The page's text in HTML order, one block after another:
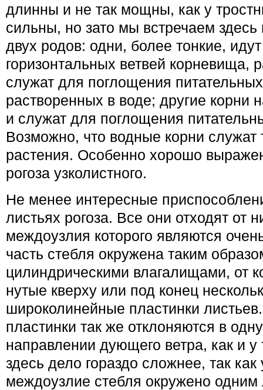
длинны и не так мощны, как у
сильны, но зато мы встречаем
двух родов: одни, более тонкие,
горизонтальных ветвей корневища,
служат для поглощения
растворенных в воде; другие корни
и служат для поглоще­ния
Возможно, что водные корни
расте­ния. Особенно хорошо
рогоза узко­листного.
Не менее интересные
листьях рогоза. Все они отходят от
междоузлия которого являются
часть стебля окру­жена таким
цилиндрическими влагали­щами, от
нутые кверху или под конец
широколинейные пластинки
пластинки так же отклоняются в
направлении дующего ветра, как и у
здесь дело гораздо сложнее, так
междоузлие стебля окружено